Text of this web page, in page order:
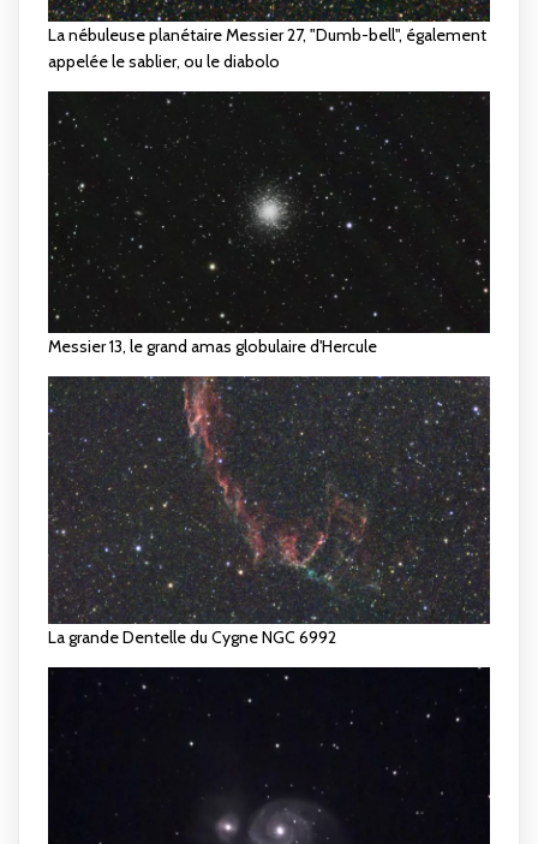
La nébuleuse planétaire Messier 27, "Dumb-bell", également
appelée le sablier, ou le diabolo
Messier 13, le grand amas globulaire d'Hercule
La grande Dentelle du Cygne NGC 6992